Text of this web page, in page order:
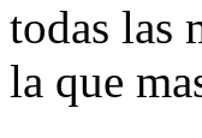
todas las
la que